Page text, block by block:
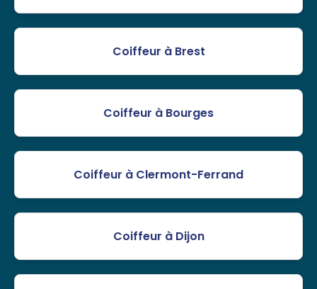
Coiffeur à Brest
Coiffeur à Bourges
Coiffeur à Clermont-Ferrand
Coiffeur à Dijon